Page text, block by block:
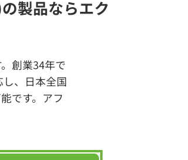
製品ならエク
創業34年で
、日本全国
です。アフ